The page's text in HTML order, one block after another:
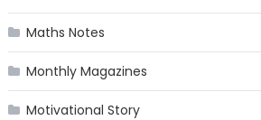
Maths Notes
Monthly Magazines
Motivational Story